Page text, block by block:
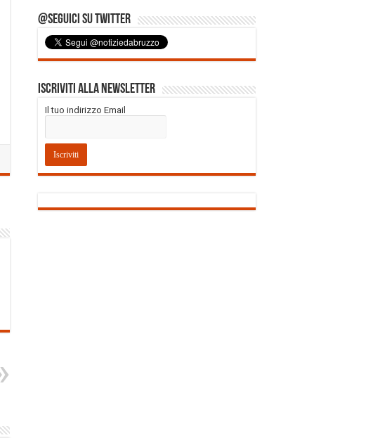
@Seguici su Twitter
Iscriviti alla Newsletter
Il tuo indirizzo Email